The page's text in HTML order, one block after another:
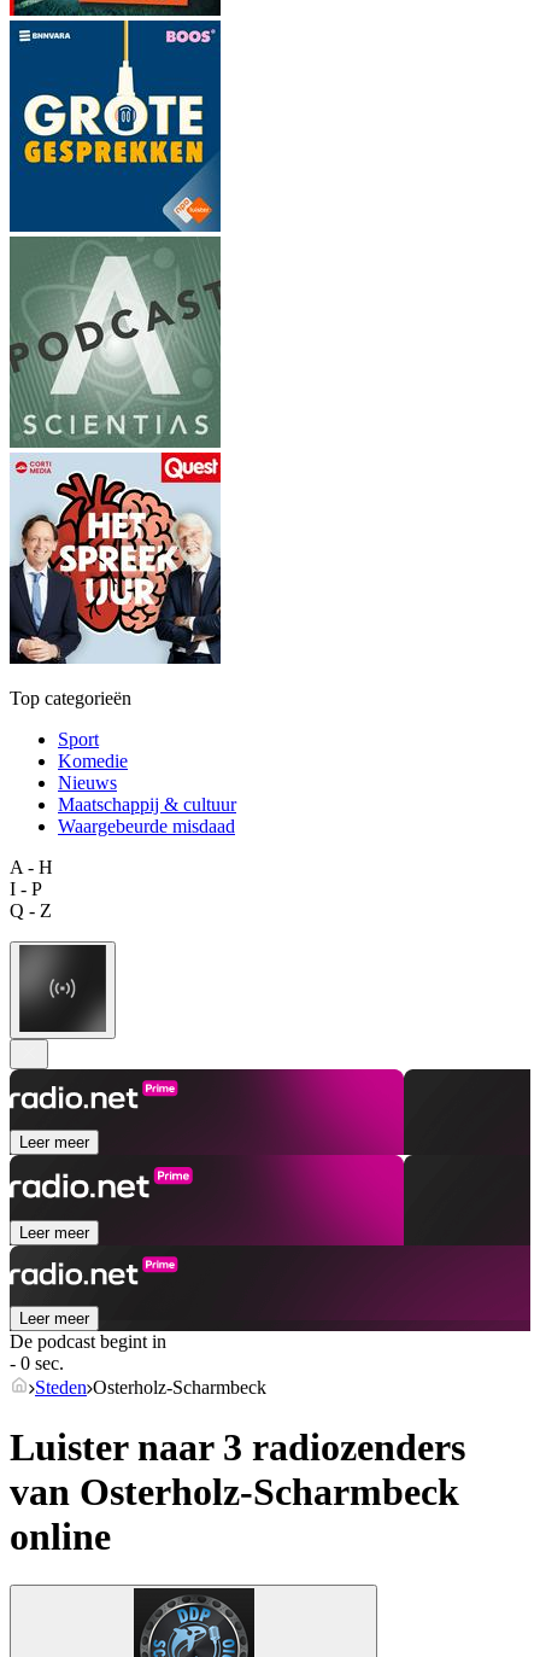
Top categorieën
Sport
Komedie
Nieuws
Maatschappij & cultuur
Waargebeurde misdaad
A - H
I - P
Q - Z
Leer meer
Leer meer
Leer meer
De podcast begint in
- 0 sec.
Steden Osterholz-Scharmbeck
Luister naar 3 radiozenders
van Osterholz-Scharmbeck
online